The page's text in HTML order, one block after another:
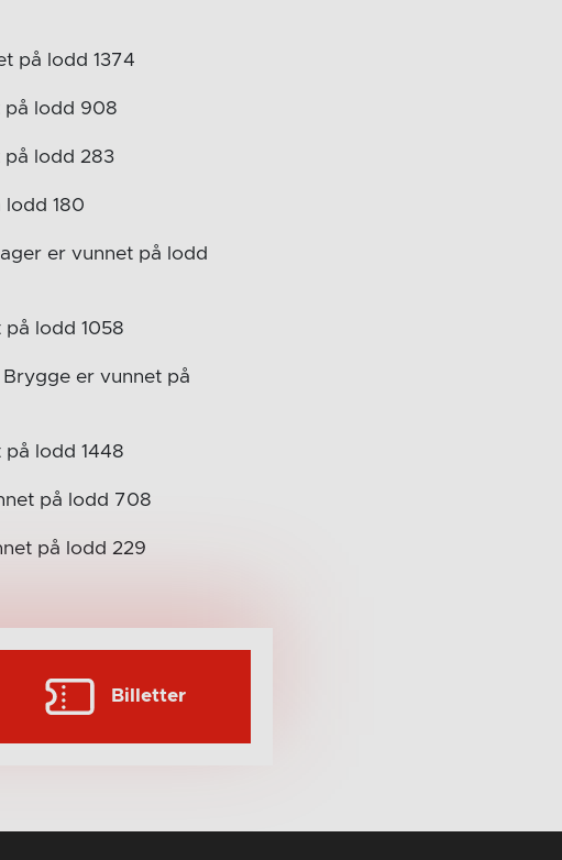
på lodd 1374
på lodd 908
på lodd 283
lodd 180
er vunnet på lodd
lodd 1058
er vunnet på
lodd 1448
på lodd 708
på lodd 229
Billetter